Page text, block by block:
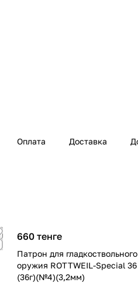
Оплата Доставка
660 тенге
Патрон для гладкоствольного
оружия ROTTWEIL-Special
(36г)(№4)(3,2мм)